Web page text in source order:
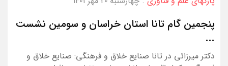
پنجمین گام تانا استان خراسان و سومین نشست
...
دکتر میرزائی در تانا صنایع خلاق و فرهنگی: صنایع خلاق و